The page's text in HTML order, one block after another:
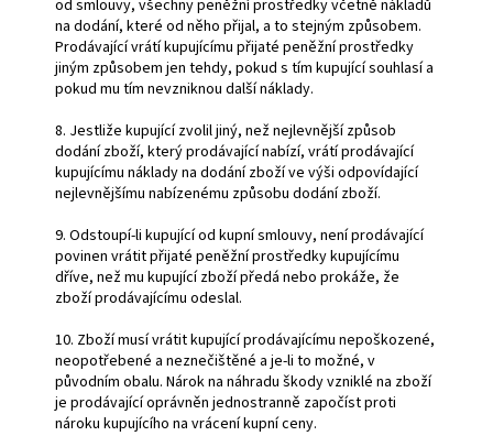
od smlouvy, všechny peněžní prostředky včetně nákladů
na dodání, které od něho přijal, a to stejným způsobem.
Prodávající vrátí kupujícímu přijaté peněžní prostředky
jiným způsobem jen tehdy, pokud s tím kupující souhlasí a
pokud mu tím nevzniknou další náklady.
8. Jestliže kupující zvolil jiný, než nejlevnější způsob
dodání zboží, který prodávající nabízí, vrátí prodávající
kupujícímu náklady na dodání zboží ve výši odpovídající
nejlevnějšímu nabízenému způsobu dodání zboží.
9. Odstoupí-li kupující od kupní smlouvy, není prodávající
povinen vrátit přijaté peněžní prostředky kupujícímu
dříve, než mu kupující zboží předá nebo prokáže, že
zboží prodávajícímu odeslal.
10. Zboží musí vrátit kupující prodávajícímu nepoškozené,
neopotřebené a neznečištěné a je-li to možné, v
původním obalu. Nárok na náhradu škody vzniklé na zboží
je prodávající oprávněn jednostranně započíst proti
nároku kupujícího na vrácení kupní ceny.